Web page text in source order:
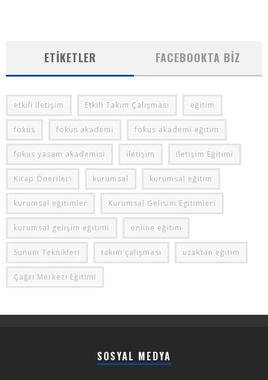
ETIKETLER FACEBOOKTA BIZ
etkili iletişim Etkili Takım Çalışması eğitim
fokus fokus akademi fokus akademi eğitim
fokus yasam akademisi iletişim iletişim Eğitimi
Kitap Önerileri kurumsal kurumsal eğitim
kurumsal eğitimler Kurumsal Gelisim Egitimleri
kurumsal gelişim eğitimi online eğitim
Sunum Teknikleri takım çalışması uzaktan eğitim
Çağrı Merkezi Eğitimi
SOSYAL MEDYA